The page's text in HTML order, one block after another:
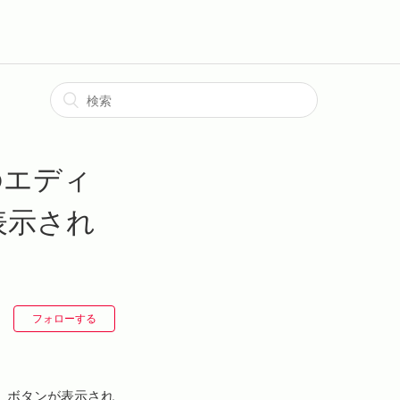
ディ
され
フォローする
ボタンが表示され